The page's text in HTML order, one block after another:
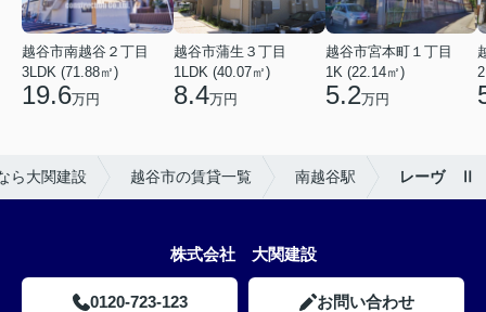
越谷市南越谷２丁目
3LDK (71.88㎡)
19.6万円
越谷市蒲生３丁目
1LDK (40.07㎡)
8.4万円
越谷市宮本町１丁目
1K (22.14㎡)
5.2万円
ら大関建設 越谷市の賃貸一覧 南越谷駅 レーヴ Ⅱ
株式会社 大関建設
0120-723-123 お問い合わせ